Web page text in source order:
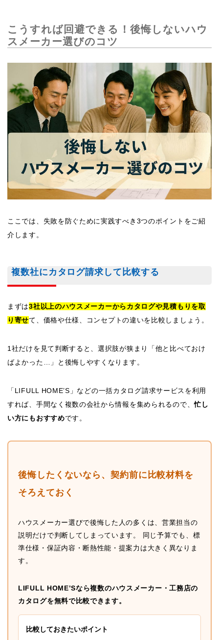
こうすれば回避できる！後悔しないハウ
スメーカー選びのコツ
ここでは、失敗を防ぐために実践すべき3つのポイントをご紹
介します。
複数社にカタログ請求して比較する
まずは3社以上のハウスメーカーからカタログや見積もりを取
り寄せて、価格や仕様、コンセプトの違いを比較しましょう。
1社だけを見て判断すると、選択肢が狭まり「他と比べておけ
ばよかった…」と後悔しやすくなります。
「LIFULL HOME’S」などの一括カタログ請求サービスを利用
すれば、手間なく複数の会社から情報を集められるので、忙し
い方にもおすすめです。
後悔したくないなら、契約前に比較材料を
そろえておく
ハウスメーカー選びで後悔した人の多くは、営業担当の
説明だけで判断してしまっています。 同じ予算でも、標
準仕様・保証内容・断熱性能・提案力は大きく異なりま
す。
LIFULL HOME’Sなら複数のハウスメーカー・工務店の
カタログを無料で比較できます。
比較しておきたいポイント